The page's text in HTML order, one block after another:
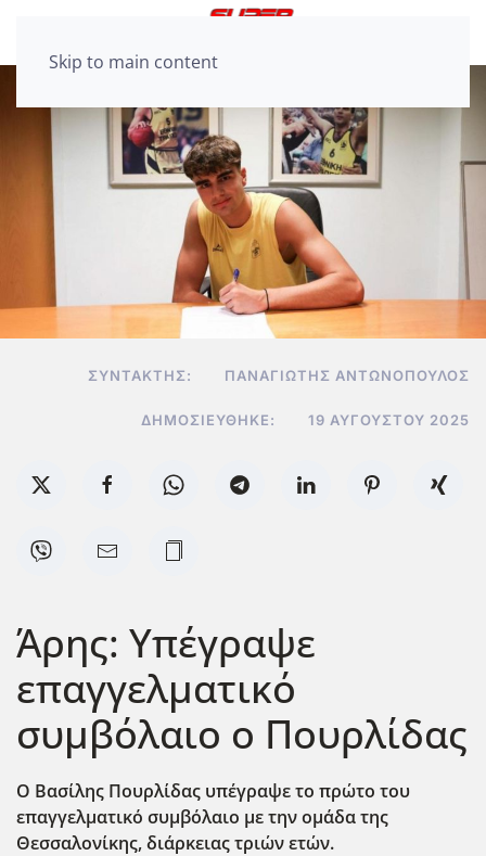
Skip to main content
ΣΥΝΤΆΚΤΗΣ: ΠΑΝΑΓΙΏΤΗΣ ΑΝΤΩΝΌΠΟΥΛΟΣ
ΔΗΜΟΣΙΕΎΘΗΚΕ: 19 ΑΥΓΟΎΣΤΟΥ 2025
Άρης: Υπέγραψε
επαγγελματικό
συμβόλαιο ο Πουρλίδας
Ο Βασίλης Πουρλίδας υπέγραψε το πρώτο του
επαγγελματικό συμβόλαιο με την ομάδα της
Θεσσαλονίκης, διάρκειας τριών ετών.